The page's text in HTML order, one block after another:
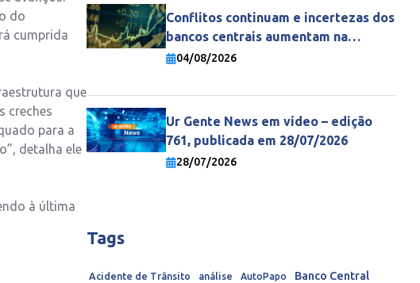
do
cumprida
que
creches
para a
detalha ele
à última
Conflitos continuam e incertezas dos
bancos centrais aumentam na
economia mundial
04/08/2026
Ur Gente News em vídeo – edição
761, publicada em 28/07/2026
28/07/2026
Tags
Acidente de Trânsito análise AutoPapo Banco Central